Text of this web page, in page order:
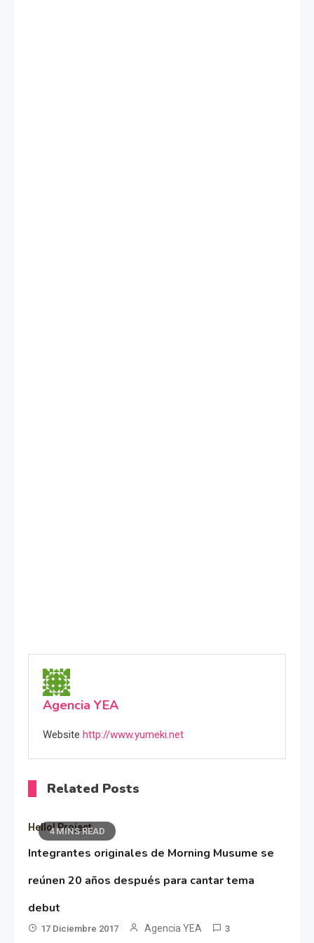
Agencia YEA
Website http://www.yumeki.net
Related Posts
4 MINS READ
Hello! Project
Integrantes originales de Morning Musume se
reúnen 20 años después para cantar tema
debut
17 Diciembre 2017 Agencia YEA 3